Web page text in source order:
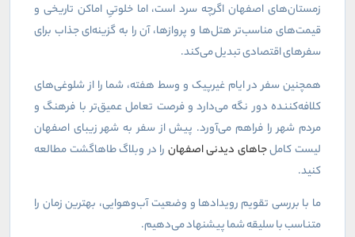
زمستان‌های اصفهان اگرچه سرد است، اما خلوتیِ اماکن تاریخی و
قیمت‌های مناسب‌تر هتل‌ها و پروازها، آن را به گزینه‌ای جذاب برای
سفرهای اقتصادی تبدیل می‌کند.
همچنین سفر در ایام غیرپیک و وسط هفته، شما را از شلوغی‌های
کلافه‌کننده دور نگه می‌دارد و فرصت تعامل عمیق‌تر با فرهنگ و
مردم شهر را فراهم می‌آورد. پیش از سفر به شهر زیبای اصفهان
لیست کاملجاهای دیدنی اصفهان را در وبلاگ طاهاگشت مطالعه
کنید.
ما با بررسی تقویم رویدادها و وضعیت آب‌وهوایی، بهترین زمان را
متناسب با سلیقه شما پیشنهاد می‌دهیم.